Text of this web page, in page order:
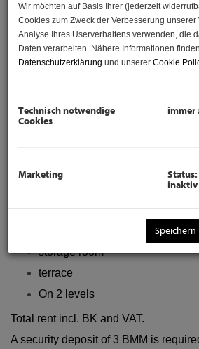
Beschreibung
available!
1 toilet
storage room
terrace
On 2 levels
Total rent incl. BK and VAT.
A security deposit of 3 BMM is
Wir möchten auf Basis Ihrer (jederzeit
Cookies zum Zweck der Verbesserung
Analyse Ihres Userverhaltens verwenden, die
Daten verarbeiten. Nähere Informationen
Datenschutzerklärung und unserer Cookie
Technisch notwendige
Cookies
immer
Marketing
Status:
inaktiv
Speichern